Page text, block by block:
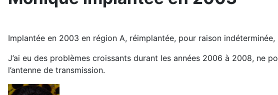
Implantée en 2003 en région A, réimplantée, pour raison
J’ai eu des problèmes croissants durant les années 2006 à 2008, ne
l’antenne de transmission.